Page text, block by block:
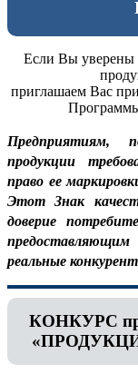
Если Вы уверены
приглашаем Вас
Предприятиям,
продукции
право ее
Этот Знак
доверие
реальные
КОНКУРС